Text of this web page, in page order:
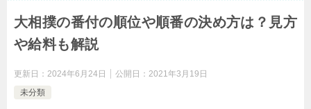
大相撲の番付の順位や順番の決め方は？見方
や給料も解説
更新日： 2024年6月24日 公開日： 2021年3月19日
未分類